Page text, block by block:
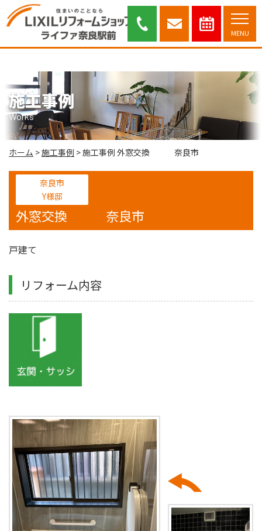
MENU
外窓交換 奈良市｜奈良市・木津川市を中心に安心と信頼のリフォーム
提案を行っております。
施工事例
Works
ホーム >施工事例 >施工事例 外窓交換 奈良市
奈良市
Y様邸
外窓交換 奈良市
戸建て
リフォーム内容